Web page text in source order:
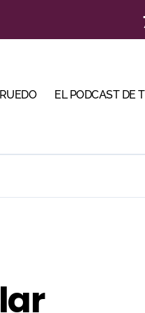
euro
(Imágenes)
de Santa María esta noche
EL PODCAST DE